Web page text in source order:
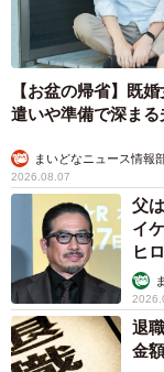
【お盆の帰省】既
遣いや準備で深ま
まいどなニュース情報
2026.08.07
父
イ
ヒ
退
金